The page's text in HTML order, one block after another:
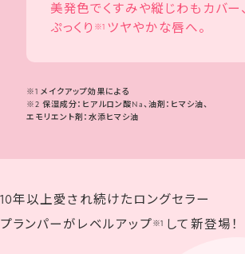
美発色でくすみや縦じわもカバー、
ぷっくり ※1 ツヤやかな唇へ。
※1 メイクアップ効果による
※2 保湿成分：ヒアルロン酸Na、油剤：ヒマシ油、
エモリエント剤：水添ヒマシ油
10年以上愛され続けたロングセラー
プランパーがレベルアップ※1 して新登場！